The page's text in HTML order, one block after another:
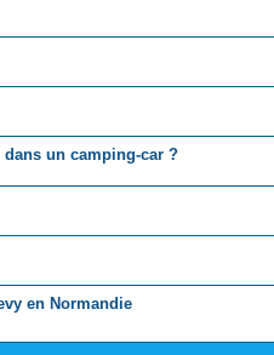
un camping-car ?
en Normandie